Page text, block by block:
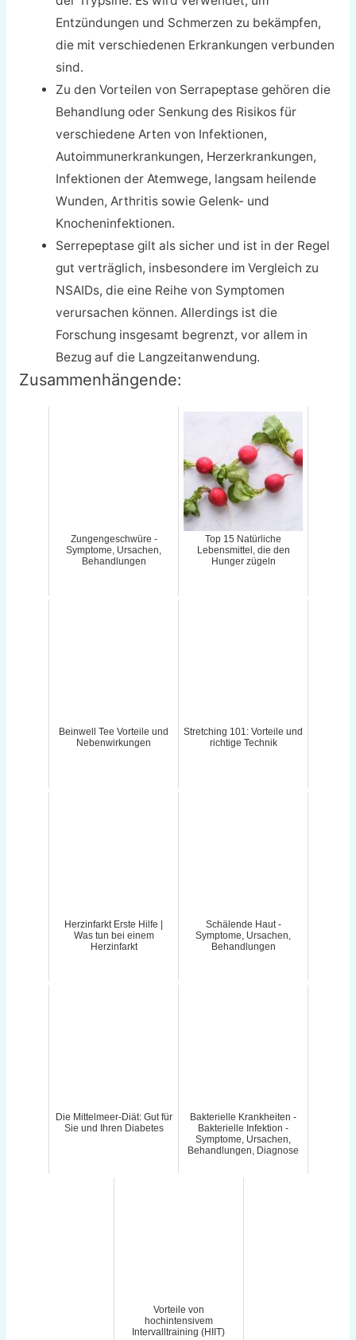
Entzündungen und Schmerzen zu bekämpfen,
die mit verschiedenen Erkrankungen verbunden
sind.
Zu den Vorteilen von Serrapeptase gehören die
Behandlung oder Senkung des Risikos für
verschiedene Arten von Infektionen,
Autoimmunerkrankungen, Herzerkrankungen,
Infektionen der Atemwege, langsam heilende
Wunden, Arthritis sowie Gelenk- und
Knocheninfektionen.
Serrepeptase gilt als sicher und ist in der Regel
gut verträglich, insbesondere im Vergleich zu
NSAIDs, die eine Reihe von Symptomen
verursachen können. Allerdings ist die
Forschung insgesamt begrenzt, vor allem in
Bezug auf die Langzeitanwendung.
Zusammenhängende:
Zungengeschwüre -
Symptome, Ursachen,
Behandlungen
Top 15 Natürliche
Lebensmittel, die den
Hunger zügeln
Beinwell Tee Vorteile und
Nebenwirkungen
Stretching 101: Vorteile und
richtige Technik
Herzinfarkt Erste Hilfe |
Was tun bei einem
Herzinfarkt
Schälende Haut -
Symptome, Ursachen,
Behandlungen
Die Mittelmeer-Diät: Gut für
Sie und Ihren Diabetes
Bakterielle Krankheiten -
Bakterielle Infektion -
Symptome, Ursachen,
Behandlungen, Diagnose
Vorteile von
hochintensivem
Intervalltraining (HIIT)